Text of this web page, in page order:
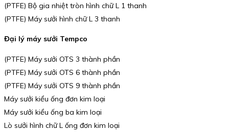
(PTFE) Bộ gia nhiệt tròn hình chữ L 1 thanh
(PTFE) Máy sưởi hình chữ L 3 thanh
Đại lý máy sưởi Tempco
(PTFE) Máy sưởi OTS 3 thành phần
(PTFE) Máy sưởi OTS 6 thành phần
(PTFE) Máy sưởi OTS 9 thành phần
Máy sưởi kiểu ống đơn kim loại
Máy sưởi kiểu ống ba kim loại
Lò sưởi hình chữ L ống đơn kim loại